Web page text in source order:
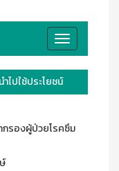
Toggle
navigation
ไปใช้ประโยชน์
รองผู้ป่วยโรคซึม